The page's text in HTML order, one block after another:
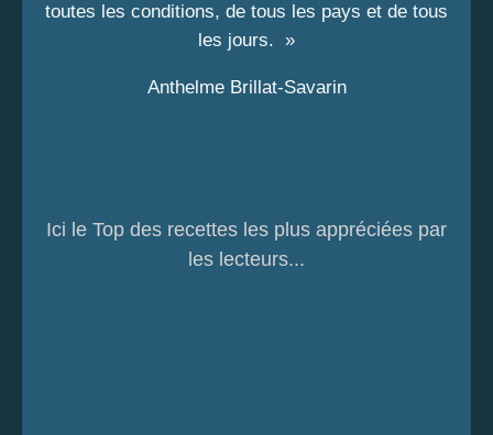
toutes les conditions, de tous les pays et de tous
les jours. »
Anthelme Brillat-Savarin
Ici le Top des recettes les plus appréciées par
les lecteurs...